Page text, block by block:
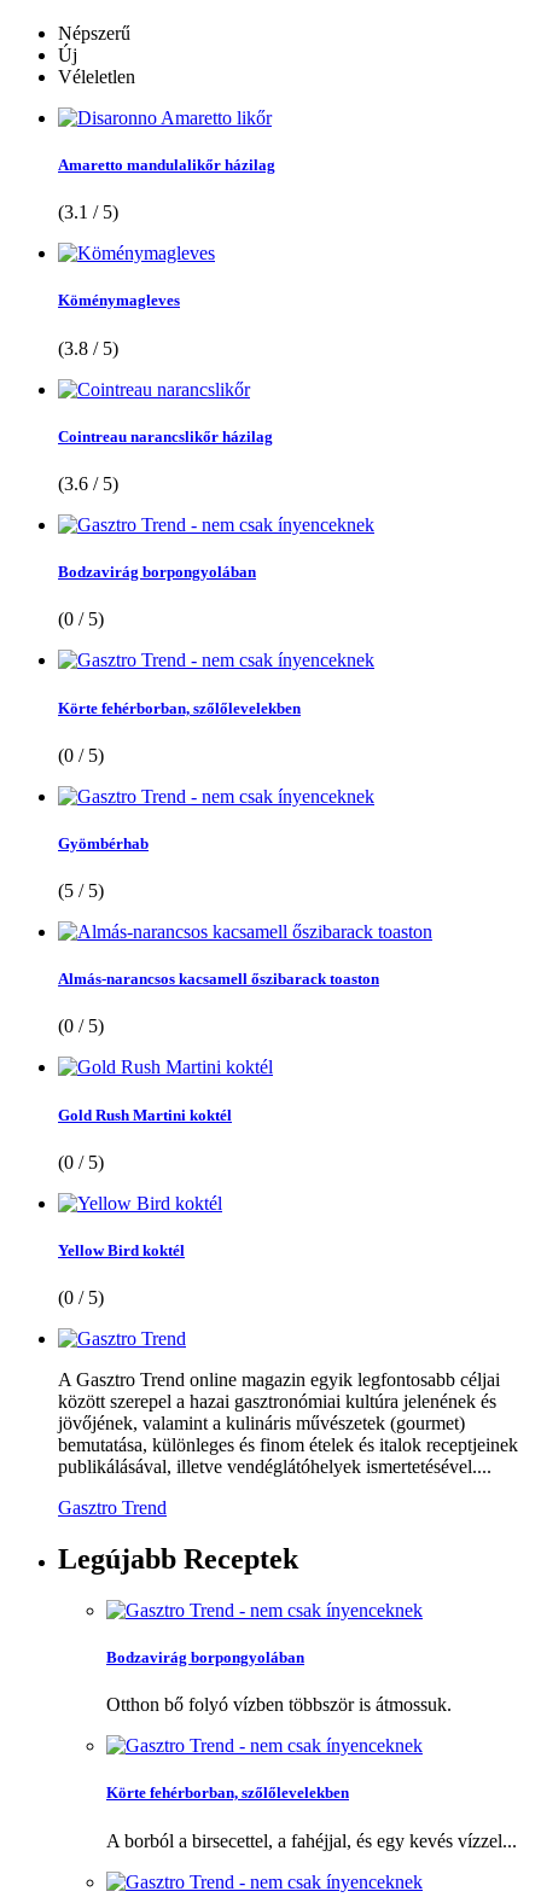
Népszerű
Új
Véleletlen
Amaretto mandulalikőr házilag
(3.1 / 5)
Köménymagleves
(3.8 / 5)
Cointreau narancslikőr házilag
(3.6 / 5)
Bodzavirág borpongyolában
(0 / 5)
Körte fehérborban, szőlőlevelekben
(0 / 5)
Gyömbérhab
(5 / 5)
Almás-narancsos kacsamell őszibarack toaston
(0 / 5)
Gold Rush Martini koktél
(0 / 5)
Yellow Bird koktél
(0 / 5)
A Gasztro Trend online magazin egyik legfontosabb céljai
között szerepel a hazai gasztronómiai kultúra jelenének és
jövőjének, valamint a kulináris művészetek (gourmet)
bemutatása, különleges és finom ételek és italok receptjeinek
publikálásával, illetve vendéglátóhelyek ismertetésével....
Gasztro Trend
Legújabb Receptek
Bodzavirág borpongyolában
Otthon bő folyó vízben többször is átmossuk.
Körte fehérborban, szőlőlevelekben
A borból a birsecettel, a fahéjjal, és egy kevés vízzel...